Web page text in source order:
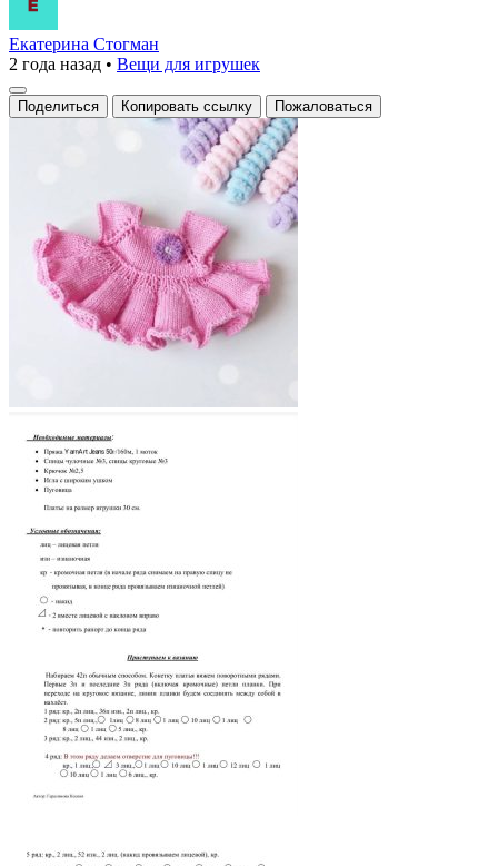
Платье
для
куклы
Екатерина Стогман
2 года назад • Вещи для игрушек
Поделиться Копировать ссылку Пожаловаться